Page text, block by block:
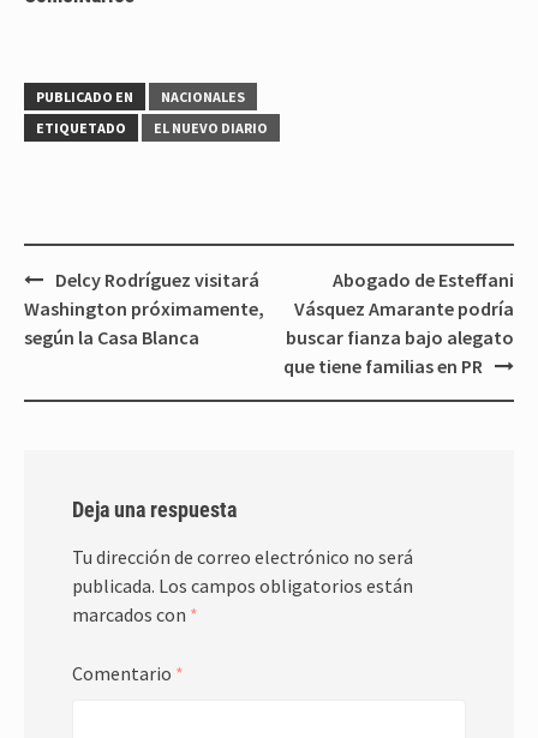
PUBLICADO EN
NACIONALES
ETIQUETADO
EL NUEVO DIARIO
Navegación
de
entradas
Delcy Rodríguez visitará
Washington próximamente,
según la Casa Blanca
Abogado de Esteffani
Vásquez Amarante podría
buscar fianza bajo alegato
que tiene familias en PR
Deja una respuesta
Tu dirección de correo electrónico no será
publicada. Los campos obligatorios están
marcados con *
Comentario *